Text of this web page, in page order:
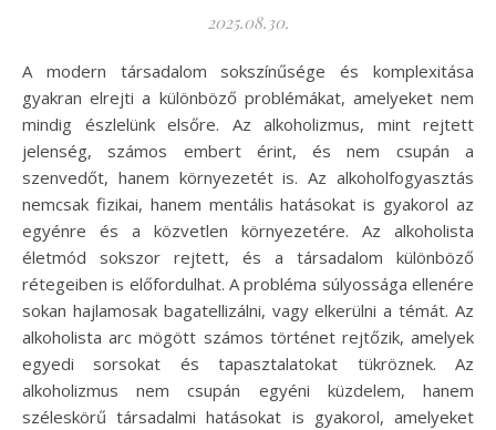
2025.08.30.
A modern társadalom sokszínűsége és komplexitása
gyakran elrejti a különböző problémákat, amelyeket nem
mindig észlelünk elsőre. Az alkoholizmus, mint rejtett
jelenség, számos embert érint, és nem csupán a
szenvedőt, hanem környezetét is. Az alkoholfogyasztás
nemcsak fizikai, hanem mentális hatásokat is gyakorol az
egyénre és a közvetlen környezetére. Az alkoholista
életmód sokszor rejtett, és a társadalom különböző
rétegeiben is előfordulhat. A probléma súlyossága ellenére
sokan hajlamosak bagatellizálni, vagy elkerülni a témát. Az
alkoholista arc mögött számos történet rejtőzik, amelyek
egyedi sorsokat és tapasztalatokat tükröznek. Az
alkoholizmus nem csupán egyéni küzdelem, hanem
széleskörű társadalmi hatásokat is gyakorol, amelyeket